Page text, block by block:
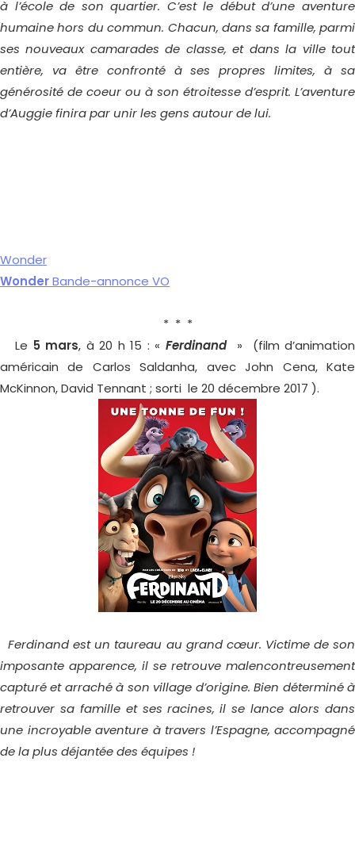
à l’école de son quartier. C’est le début d’une aventure
humaine hors du commun. Chacun, dans sa famille, parmi
ses nouveaux camarades de classe, et dans la ville tout
entière, va être confronté à ses propres limites, à sa
générosité de coeur ou à son étroitesse d’esprit. L’aventure
d’Auggie finira par unir les gens autour de lui.
Wonder
WonderBande-annonce VO
* * *
Le 5 mars, à 20 h 15 : « Ferdinand
» (film d’animation
américain de Carlos Saldanha, avec John Cena, Kate
McKinnon, David Tennant ; sorti le 20 décembre 2017 ).
Ferdinand est un taureau au grand cœur. Victime de son
imposante apparence, il se retrouve malencontreusement
capturé et arraché à son village d’origine. Bien déterminé à
retrouver sa famille et ses racines, il se lance alors dans
une incroyable aventure à travers l’Espagne, accompagné
de la plus déjantée des équipes !